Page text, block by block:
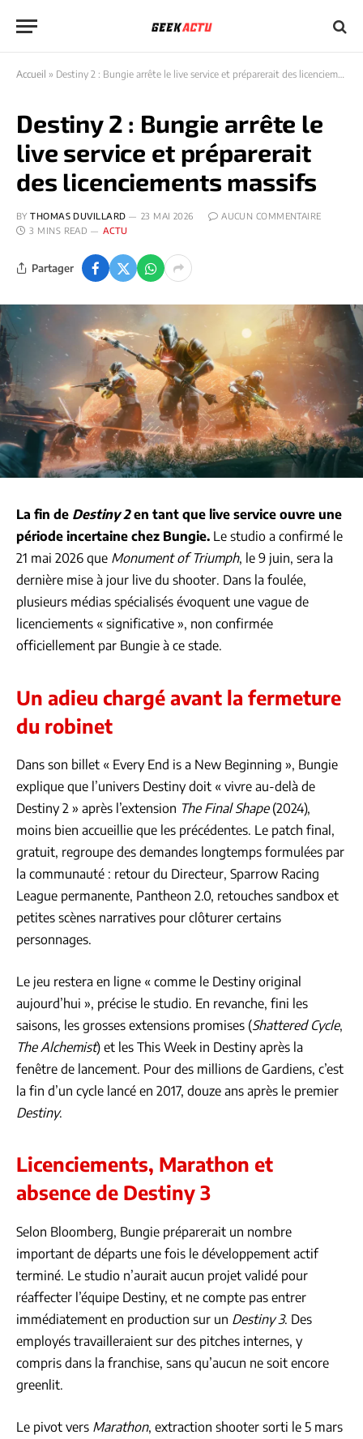
Accueil » Destiny 2 : Bungie arrête le live service et préparerait des licenciements massifs
Destiny 2 : Bungie arrête le
live service et préparerait
des licenciements massifs
BY THOMAS DUVILLARD 23 MAI 2026
AUCUN COMMENTAIRE
3 MINS READ
ACTU
Partager
La fin de Destiny 2en tant que live service ouvre une
période incertaine chez Bungie. Le studio a confirmé le
21 mai 2026 que Monument of Triumph, le 9 juin, sera la
dernière mise à jour live du shooter. Dans la foulée,
plusieurs médias spécialisés évoquent une vague de
licenciements « significative », non confirmée
officiellement par Bungie à ce stade.
Un adieu chargé avant la fermeture
du robinet
Dans son billet « Every End is a New Beginning », Bungie
explique que l’univers Destiny doit « vivre au-delà de
Destiny 2 » après l’extension The Final Shape(2024),
moins bien accueillie que les précédentes. Le patch final,
gratuit, regroupe des demandes longtemps formulées par
la communauté : retour du Directeur, Sparrow Racing
League permanente, Pantheon 2.0, retouches sandbox et
petites scènes narratives pour clôturer certains
personnages.
Le jeu restera en ligne « comme le Destiny original
aujourd’hui », précise le studio. En revanche, fini les
saisons, les grosses extensions promises (Shattered Cycle,
The Alchemist) et les This Week in Destiny après la
fenêtre de lancement. Pour des millions de Gardiens, c’est
la fin d’un cycle lancé en 2017, douze ans après le premier
Destiny.
Licenciements, Marathon et
absence de Destiny 3
Selon Bloomberg, Bungie préparerait un nombre
important de départs une fois le développement actif
terminé. Le studio n’aurait aucun projet validé pour
réaffecter l’équipe Destiny, et ne compte pas entrer
immédiatement en production sur un Destiny 3. Des
employés travailleraient sur des pitches internes, y
compris dans la franchise, sans qu’aucun ne soit encore
greenlit.
Le pivot vers Marathon, extraction shooter sorti le 5 mars